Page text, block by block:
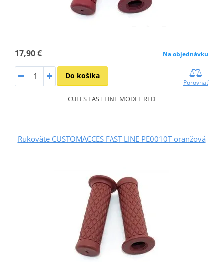
17,90 € Na objednávku
Do košíka
Porovnať
CUFFS FAST LINE MODEL RED
Rukoväte CUSTOMACCES FAST LINE PE0010T oranžová